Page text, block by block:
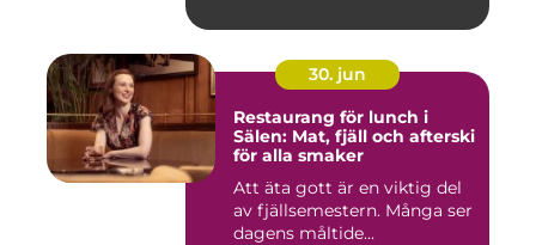
30. jun
Restaurang för lunch i
Sälen: Mat, fjäll och afterski
för alla smaker
Att äta gott är en viktig del
av fjällsemestern. Många ser
dagens måltide...